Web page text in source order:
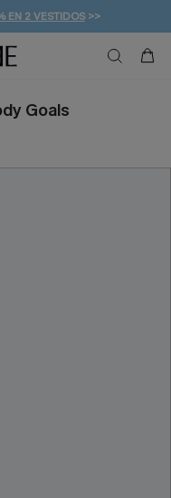
EN 2 VESTIDOS>>
10% EXTRA!
DE 49 € >>
Goals